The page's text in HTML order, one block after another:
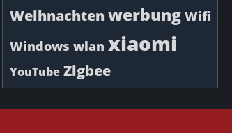
Weihnachten werbung Wifi
Windows wlan xiaomi
YouTube Zigbee